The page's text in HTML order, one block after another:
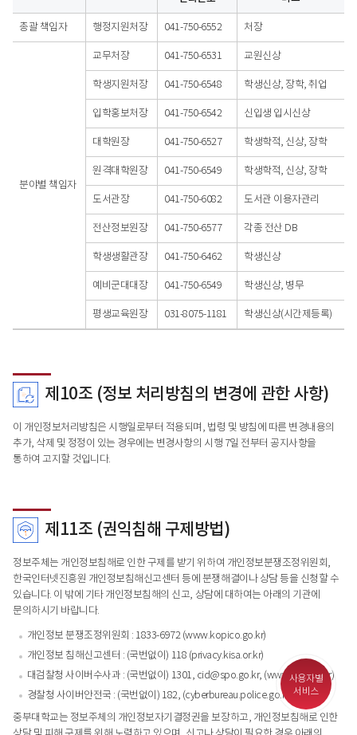
사용자별
서비스
개인정보보호
분야별
총괄 책임자 행정지원처장 041-750-6552 처장
분야별 책임자
교무처장 041-750-6531 교원신상
학생지원처장 041-750-6548 학생신상, 장학, 취업
입학홍보처장 041-750-6542 신입생 입시신상
대학원장 041-750-6527 학생학적, 신상, 장학
원격대학원장 041-750-6549 학생학적, 신상, 장학
도서관장 041-750-6082 도서관 이용자관리
전산정보원장 041-750-6577 각종 전산 DB
학생생활관장 041-750-6462 학생신상
예비군대대장 041-750-6549 학생신상, 병무
평생교육원장 031-8075-1181 학생신상(시간제등록)
제10조 (정보 처리방침의 변경에 관한 사항)
이 개인정보처리방침은 시행일로부터 적용되며, 법령 및 방침에 따른 변경내용의
추가, 삭제 및 정정이 있는 경우에는 변경사항의 시행 7일 전부터 공지사항을
통하여 고지할 것입니다.
제11조 (권익침해 구제방법)
정보주체는 개인정보침해로 인한 구제를 받기 위하여 개인정보분쟁조정위원회,
한국인터넷진흥원 개인정보침해신고센터 등에 분쟁해결이나 상담 등을 신청할 수
있습니다. 이 밖에 기타 개인정보침해의 신고, 상담에 대하여는 아래의 기관에
문의하시기 바랍니다.
개인정보 분쟁조정위원회 : 1833-6972 (www.kopico.go.kr)
개인정보 침해신고센터 : (국번없이) 118 (privacy.kisa.or.kr)
대검찰청 사이버수사과 : (국번없이) 1301, cid@spo.go.kr, (www.spo.go.kr)
경찰청 사이버안전국 : (국번없이) 182, (cyberbureau.police.go.kr)
중부대학교는 정보주체의 개인정보자기결정권을 보장하고, 개인정보침해로 인한